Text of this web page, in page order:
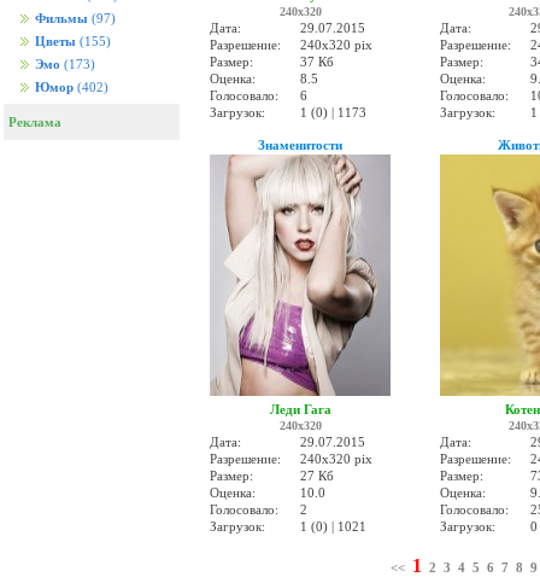
Фильмы (97)
Цветы (155)
Эмо (173)
Юмор (402)
Реклама
240x320
Дата:
29.07.2015
Разрешение:
240x320 pix
Размер:
37 Кб
Оценка:
8.5
Голосовало:
6
Загрузок:
1 (0) | 1173
Дата:
Разрешение:
Размер:
Оценка:
Голосовало:
Загрузок:
Знаменитости
Леди Гага
240x320
Дата:
29.07.2015
Разрешение:
240x320 pix
Размер:
27 Кб
Оценка:
10.0
Голосовало:
2
Загрузок:
1 (0) | 1021
Дата:
Разрешение:
Размер:
Оценка:
Голосовало:
Загрузок:
0
<< 1 2 3 4 5 6 7 8 9